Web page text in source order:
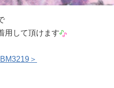
用して頂けます
＞